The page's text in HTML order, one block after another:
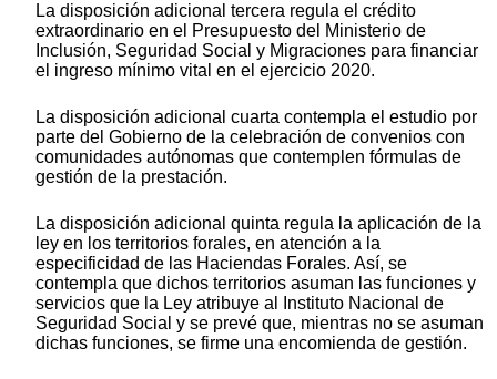
La disposición adicional tercera regula el crédito
extraordinario en el Presupuesto del Ministerio de
Inclusión, Seguridad Social y Migraciones para financiar
el ingreso mínimo vital en el ejercicio 2020.
La disposición adicional cuarta contempla el estudio por
parte del Gobierno de la celebración de convenios con
comunidades autónomas que contemplen fórmulas de
gestión de la prestación.
La disposición adicional quinta regula la aplicación de la
ley en los territorios forales, en atención a la
especificidad de las Haciendas Forales. Así, se
contempla que dichos territorios asuman las funciones y
servicios que la Ley atribuye al Instituto Nacional de
Seguridad Social y se prevé que, mientras no se asuman
dichas funciones, se firme una encomienda de gestión.